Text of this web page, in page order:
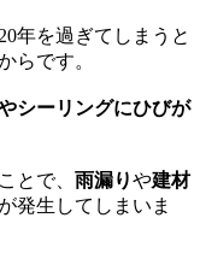
年を過ぎてしまうと
らです。
シーリングにひびが
ことで、 雨漏りや建材
発生してしまいま